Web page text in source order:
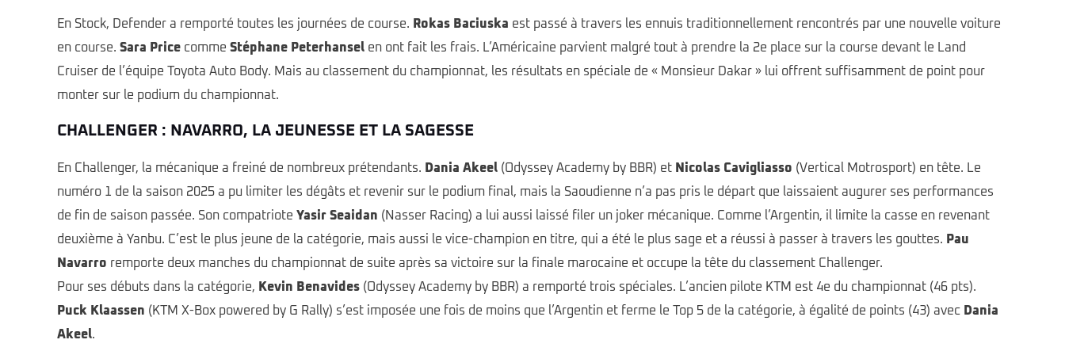
En Stock, Defender a remporté toutes les journées de course. Rokas Baciuska est passé à travers les ennuis traditionnellement rencontrés par une nouvelle voiture
en course. Sara Price comme Stéphane Peterhansel en ont fait les frais. L’Américaine parvient malgré tout à prendre la 2e place sur la course devant le Land
Cruiser de l’équipe Toyota Auto Body. Mais au classement du championnat, les résultats en spéciale de « Monsieur Dakar » lui offrent suffisamment de point pour
monter sur le podium du championnat.
CHALLENGER : NAVARRO, LA JEUNESSE ET LA SAGESSE
En Challenger, la mécanique a freiné de nombreux prétendants. Dania Akeel (Odyssey Academy by BBR) et Nicolas Cavigliasso (Vertical Motrosport) en tête. Le
numéro 1 de la saison 2025 a pu limiter les dégâts et revenir sur le podium final, mais la Saoudienne n’a pas pris le départ que laissaient augurer ses performances
de fin de saison passée. Son compatriote Yasir Seaidan (Nasser Racing) a lui aussi laissé filer un joker mécanique. Comme l’Argentin, il limite la casse en revenant
deuxième à Yanbu. C’est le plus jeune de la catégorie, mais aussi le vice-champion en titre, qui a été le plus sage et a réussi à passer à travers les gouttes. Pau
Navarro remporte deux manches du championnat de suite après sa victoire sur la finale marocaine et occupe la tête du classement Challenger.
Pour ses débuts dans la catégorie, Kevin Benavides (Odyssey Academy by BBR) a remporté trois spéciales. L’ancien pilote KTM est 4e du championnat (46 pts).
Puck Klaassen (KTM X-Box powered by G Rally) s’est imposée une fois de moins que l’Argentin et ferme le Top 5 de la catégorie, à égalité de points (43) avec Dania
Akeel.